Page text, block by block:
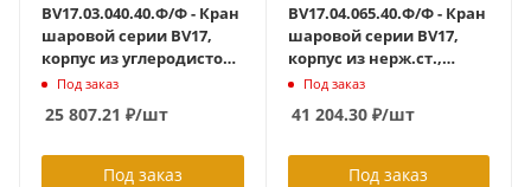
BV17.03.040.40.Ф/Ф - Кран
шаровой серии BV17,
корпус из углеродистой
стали, полнопроходный,
L=94 мм )
Под заказ
25 807.21 ₽/шт
Под заказ
BV17.04.065.40.Ф/Ф - Кран
шаровой серии BV17,
корпус из нерж.ст.,
полнопроходной DN65
F07/F10
Под заказ
41 204.30₽/шт
Под заказ